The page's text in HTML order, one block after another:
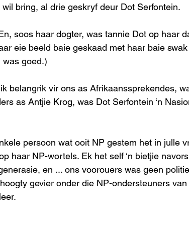
bring, al drie geskryf deur Dot Serfontein.
soos haar dogter, was tannie Dot op haar
eie beeld baie geskaad met haar baie
was goed.)
belangrik vir ons as Afrikaanssprekendes,
as Antjie Krog, was Dot Serfontein ‘n
persoon wat ooit NP gestem het in julle
haar NP-wortels. Ek het self ‘n bietjie
en ... ons voorouers was geen
gevier onder die NP-ondersteuners